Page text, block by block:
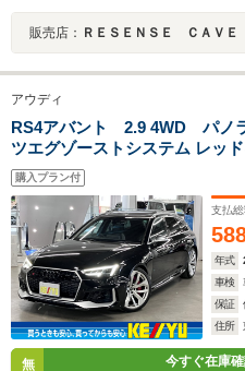
販売店： ＲＥＳＥＮＳＥ ＣＡＶＥ
アウディ
RS4アバント 2.9 4WD パノ
ツエグゾーストシステム レッ
ザー 前後シートヒーター HUD
パークアシスト サラウンドビ
ビ ETC2.0
購入プラン付
支払
年式
車検
保証
住所
無 今すぐ在庫